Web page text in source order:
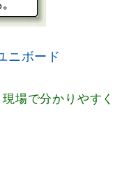
ニボード
場で分かりやすく